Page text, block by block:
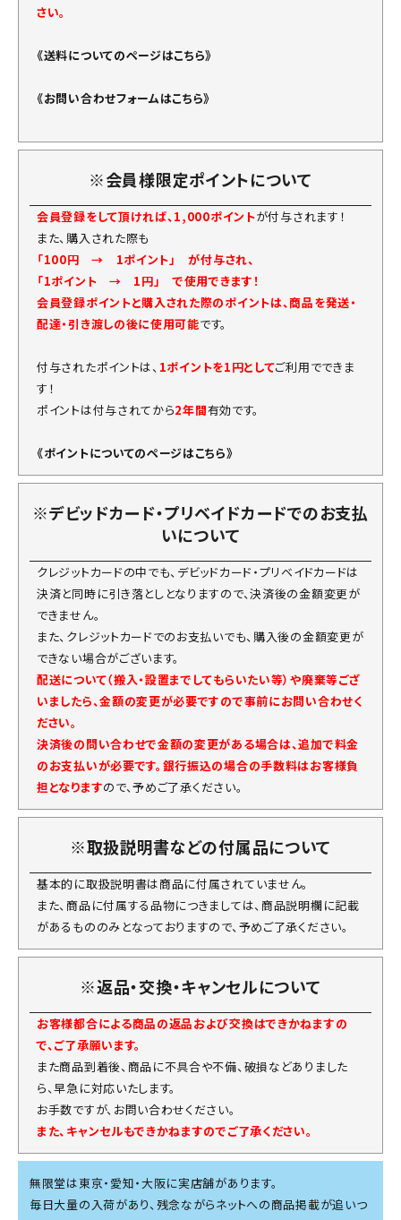
さい。
《送料についてのページはこちら》
《お問い合わせフォームはこちら》
※会員様限定ポイントについて
会員登録をして頂ければ、1,000ポイントが付与されます！
また、購入された際も
「100円 → 1ポイント」 が付与され、
「1ポイント → 1円」 で使用できます！
会員登録ポイントと購入された際のポイントは、商品を発送・
配達・引き渡しの後に使用可能です。
付与されたポイントは、 1ポイントを1円としてご利用でできま
す！
ポイントは付与されてから2年間有効です。
《ポイントについてのページはこちら》
※デビッドカード・プリベイドカードでのお支払
いについて
クレジットカードの中でも、デビッドカード・プリベイドカードは
決済と同時に引き落としとなりますので、決済後の金額変更が
できません。
また、クレジットカードでのお支払いでも、購入後の金額変更が
できない場合がございます。
配送について（搬入・設置までしてもらいたい等）や廃棄等ござ
いましたら、金額の変更が必要ですので事前にお問い合わせく
ださい。
決済後の問い合わせで金額の変更がある場合は、追加で料金
のお支払いが必要です。銀行振込の場合の手数料はお客様負
担となりますので、予めご了承ください。
※取扱説明書などの付属品について
基本的に取扱説明書は商品に付属されていません。
また、商品に付属する品物につきましては、商品説明欄に記載
があるもののみとなっておりますので、予めご了承ください。
※返品・交換・キャンセルについて
お客様都合による商品の返品および交換はできかねますの
で、ご了承願います。
また商品到着後、商品に不具合や不備、破損などありました
ら、早急に対応いたします。
お手数ですが、お問い合わせください。
また、キャンセルもできかねますのでご了承ください。
無限堂は東京・愛知・大阪に実店舗があります。
毎日大量の入荷があり、残念ながらネットへの商品掲載が追いつ